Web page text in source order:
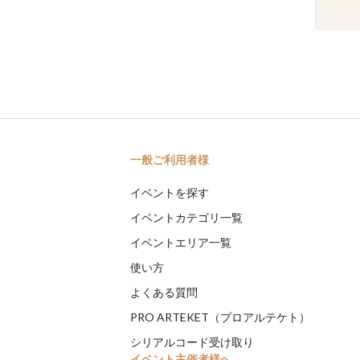
一般ご利用者様
イベントを探す
イベントカテゴリ一覧
イベントエリア一覧
使い方
よくある質問
PRO ARTEKET（プロアルテケト）
シリアルコード受け取り